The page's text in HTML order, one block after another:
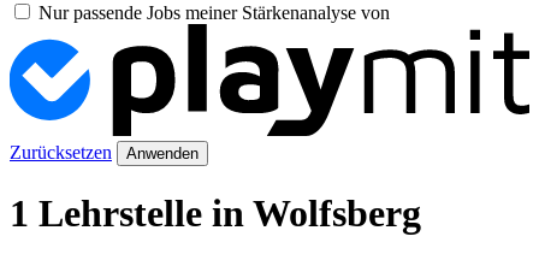
Nur passende Jobs meiner Stärkenanalyse von
Zurücksetzen Anwenden
1 Lehrstelle in Wolfsberg